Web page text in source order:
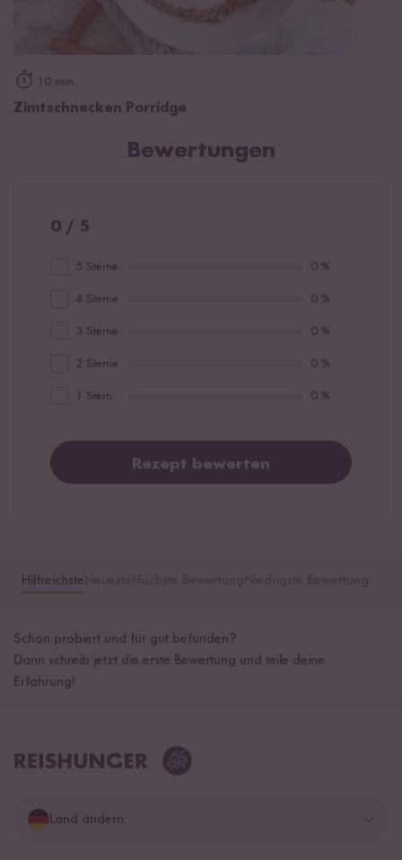
10 min
Zimtschnecken Porridge
Bewertungen
0 / 5
5 Sterne 0 %
4 Sterne 0 %
3 Sterne 0 %
2 Sterne 0 %
1 Stern 0 %
Rezept bewerten
Hilfreichste
Schon probiert und für gut befunden?
Dann schreib jetzt die erste Bewertung und teile deine
Erfahrung!
Land ändern